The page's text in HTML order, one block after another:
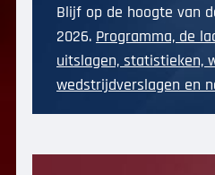
Blijf op de hoogte van
2026. Programma, de
uitslagen, statistieken,
wedstrijdverslagen en